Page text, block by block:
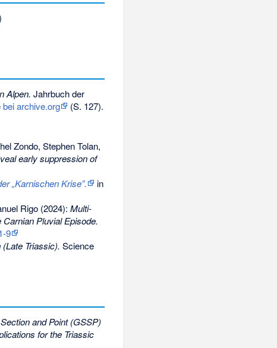
Alpen. Jahrbuch der
bei archive.org
(S. 127).
Zondo, Stephen Tolan,
early suppression of
„Karnischen Krise”.
in
Rigo (2024): Multi-
Pluvial Episode.
9
Triassic). Science
and Point (GSSP)
for the Triassic